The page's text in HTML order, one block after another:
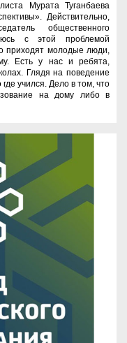
Мурата Туганбаева
Действительно,
общественного
с этой проблемой
приходят молодые люди,
Есть у нас и ребята,
Глядя на поведение
учился. Дело в том, что
на дому либо в